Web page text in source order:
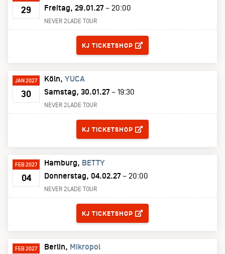
29
Freitag, 29.01.27 – 20:00
NEVER 2LADE TOUR
KJ TICKETSHOP
JAN 2027
30
Köln YUCA
Samstag, 30.01.27 – 19:30
NEVER 2LADE TOUR
KJ TICKETSHOP
FEB 2027
04
Hamburg
BETTY
Donnerstag, 04.02.27 – 20:00
NEVER 2LADE TOUR
KJ TICKETSHOP
FEB 2027 Berlin
Mikropol